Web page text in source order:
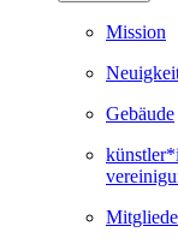
Mission
Gebäude